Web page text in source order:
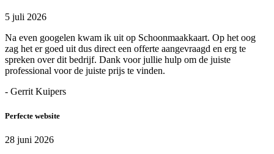
5 juli 2026
Na even googelen kwam ik uit op Schoonmaakkaart. Op het oog
zag het er goed uit dus direct een offerte aangevraagd en erg te
spreken over dit bedrijf. Dank voor jullie hulp om de juiste
professional voor de juiste prijs te vinden.
- Gerrit Kuipers
Perfecte website
28 juni 2026